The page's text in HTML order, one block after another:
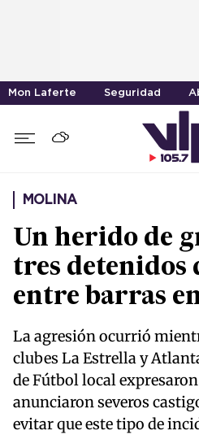
Mon Laferte Seguridad
MOLINA
Un herido de
tres detenidos
entre barras
La agresión ocurrió
clubes La Estrella y
de Fútbol local
anunciaron severos
evitar que este tipo de